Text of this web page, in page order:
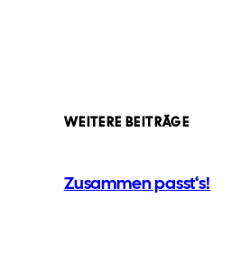
WEITERE BEITRÄGE
Zusammen passt‘s!